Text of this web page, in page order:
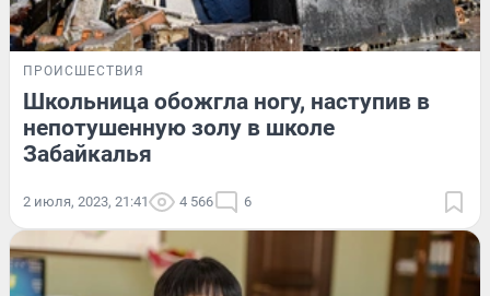
ПРОИСШЕСТВИЯ
Школьница обожгла ногу, наступив в
непотушенную золу в школе
Забайкалья
2 июля, 2023, 21:41 4 566 6